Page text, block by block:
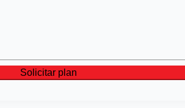
Solicitar plan